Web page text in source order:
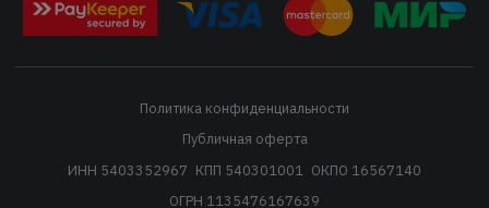
Политика конфиденциальности
Публичная оферта
ИНН 5403352967 КПП 540301001
ОКПО 16567140
ОГРН 1135476167639